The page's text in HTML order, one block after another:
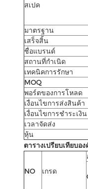
สเปค
มาตรฐาน
เสร็จสิ้น
ชื่อแบรนด์
สถานที่กำเนิด
เทคนิคการรักษา
MOQ
พอร์ตของการโหลด
เงื่อนไขการส่งสินค้า
เงื่อนไขการชำระเงิน
เวลาจัดส่ง
หุ้น
ตารางเปรียบเทียบอ
NO เกรด